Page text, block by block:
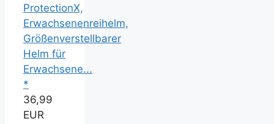
ProtectionX,
Erwachsenenreihelm,
Größenverstellbarer
Helm für
Erwachsene...
*
36,99
EUR